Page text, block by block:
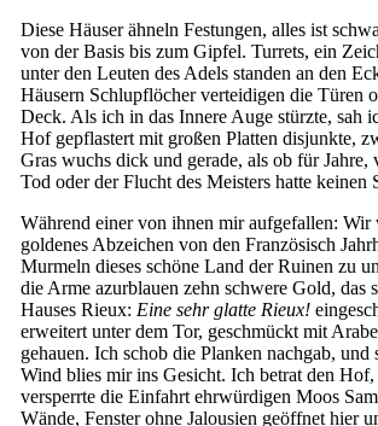
Diese Häuser ähneln Festungen, alles ist
von der Basis bis zum Gipfel. Turrets, ein
unter den Leuten des Adels standen an den
Häusern Schlupflöcher verteidigen die Türen
Deck. Als ich in das Innere Auge stürzte, sah
Hof gepflastert mit großen Platten disjunkte,
Gras wuchs dick und gerade, als ob für Jahre,
Tod oder der Flucht des Meisters hatte keinen
Während einer von ihnen mir aufgefallen: Wir
goldenes Abzeichen von den Französisch
Murmeln dieses schöne Land der Ruinen zu
die Arme azurblauen zehn schwere Gold, das
Hauses Rieux: Eine sehr glatte Rieux!
erweitert unter dem Tor, geschmückt mit
gehauen. Ich schob die Planken nachgab,
Wind blies mir ins Gesicht. Ich betrat den
versperrte die Einfahrt ehrwürdigen Moos
Wände, Fenster ohne Jalousien geöffnet hier